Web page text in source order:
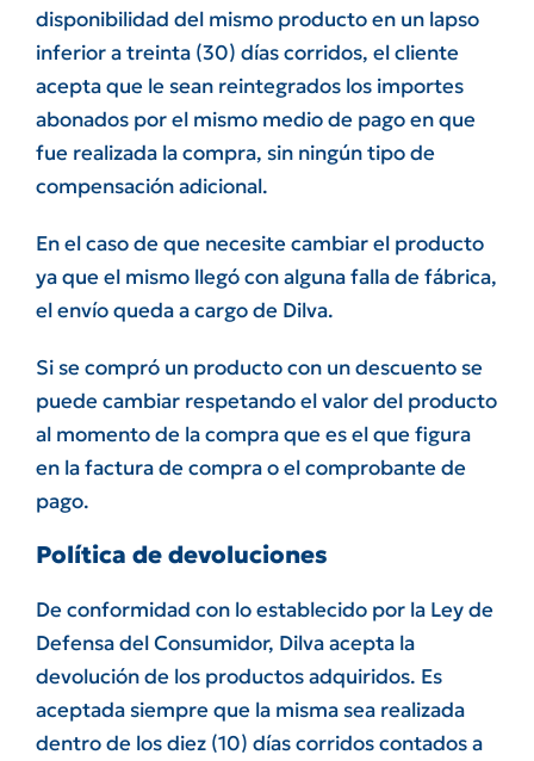
disponibilidad del mismo producto en un lapso
inferior a treinta (30) días corridos, el cliente
acepta que le sean reintegrados los importes
abonados por el mismo medio de pago en que
fue realizada la compra, sin ningún tipo de
compensación adicional.
En el caso de que necesite cambiar el producto
ya que el mismo llegó con alguna falla de fábrica,
el envío queda a cargo de Dilva.
Si se compró un producto con un descuento se
puede cambiar respetando el valor del producto
al momento de la compra que es el que figura
en la factura de compra o el comprobante de
pago.
Política de devoluciones
De conformidad con lo establecido por la Ley de
Defensa del Consumidor, Dilva acepta la
devolución de los productos adquiridos. Es
aceptada siempre que la misma sea realizada
dentro de los diez (10) días corridos contados a